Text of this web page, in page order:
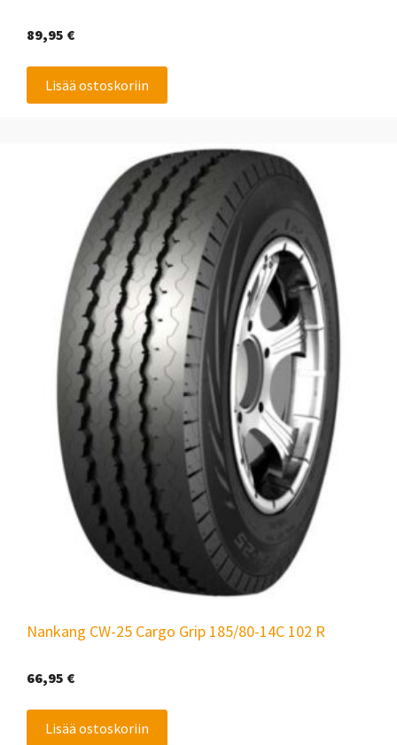
89,95 €
Lisää ostoskoriin
Nankang CW-25 Cargo Grip 185/80-14C 102 R
66,95 €
Lisää ostoskoriin